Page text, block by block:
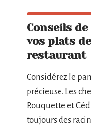
Conseils
vos plats
restaurant
Considérez le
précieuse. Les
Rouquette et
toujours des